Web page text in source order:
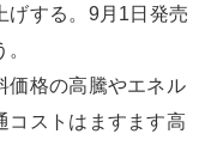
げする。9月1日発売
価格の高騰やエネル
コストはますます高